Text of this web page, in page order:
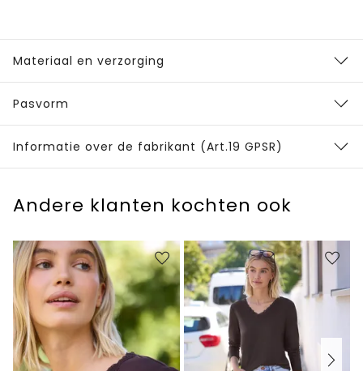
Materiaal en verzorging
Pasvorm
Informatie over de fabrikant (Art.19 GPSR)
Andere klanten kochten ook